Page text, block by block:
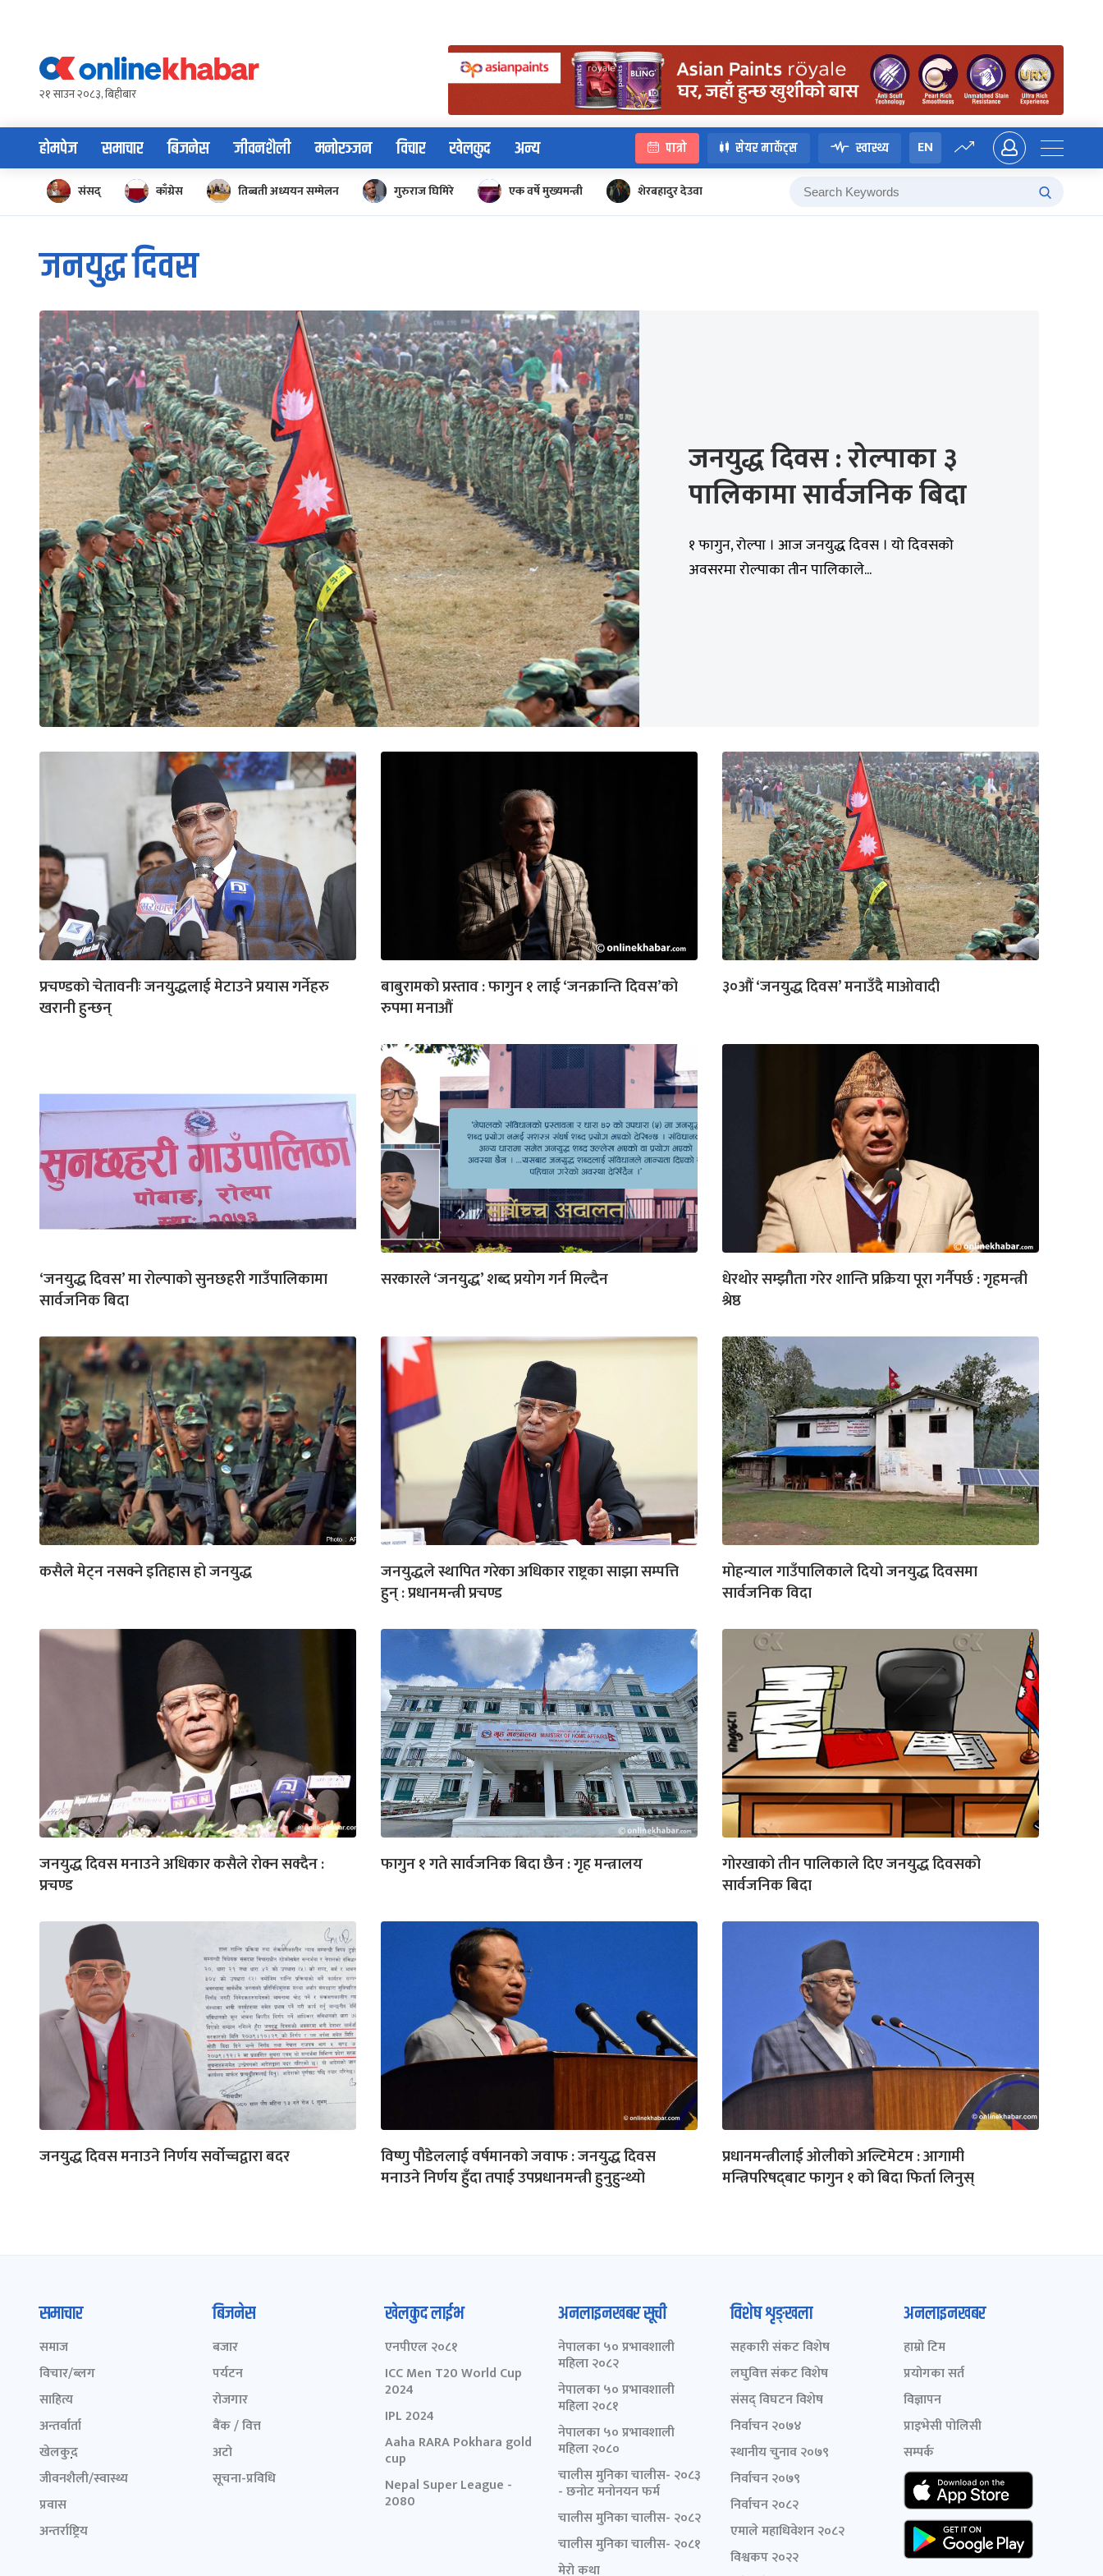
content२१ साउन २०८३, बिहीबार
होमपेज समाचार बिजनेस जीवनशैली मनोरञ्जन विचार खेलकुद अन्य पात्रो सेयर मार्केट्स स्वास्थ्य EN
संसद् काँग्रेस तिब्बती अध्ययन सम्मेलन गुरुराज घिमिरे एक वर्षे मुख्यमन्त्री शेरबहादुर देउवा
जनयुद्ध दिवस
जनयुद्ध दिवस : रोल्पाका ३
पालिकामा सार्वजनिक बिदा
१ फागुन, रोल्पा । आज जनयुद्ध दिवस । यो दिवसको
अवसरमा रोल्पाका तीन पालिकाले...
प्रचण्डको चेतावनीः जनयुद्धलाई मेटाउने प्रयास गर्नेहरु
खरानी हुन्छन्
बाबुरामको प्रस्ताव : फागुन १ लाई ‘जनक्रान्ति दिवस’को
रुपमा मनाऔं
३०औं ‘जनयुद्ध दिवस’ मनाउँदै माओवादी
‘जनयुद्ध दिवस’ मा रोल्पाको सुनछहरी गाउँपालिकामा
सार्वजनिक बिदा
सरकारले ‘जनयुद्ध’ शब्द प्रयोग गर्न मिल्दैन
धेरथोर सम्झौता गरेर शान्ति प्रक्रिया पूरा गर्नैपर्छ : गृहमन्त्री
श्रेष्ठ
कसैले मेट्न नसक्ने इतिहास हो जनयुद्ध
जनयुद्धले स्थापित गरेका अधिकार राष्ट्रका साझा सम्पत्ति
हुन् : प्रधानमन्त्री प्रचण्ड
मोहन्याल गाउँपालिकाले दियो जनयुद्ध दिवसमा
सार्वजनिक विदा
जनयुद्ध दिवस मनाउने अधिकार कसैले रोक्न सक्दैन :
प्रचण्ड
फागुन १ गते सार्वजनिक बिदा छैन : गृह मन्त्रालय
गोरखाको तीन पालिकाले दिए जनयुद्ध दिवसको
सार्वजनिक बिदा
जनयुद्ध दिवस मनाउने निर्णय सर्वोच्चद्वारा बदर
विष्णु पौडेललाई वर्षमानको जवाफ : जनयुद्ध दिवस
मनाउने निर्णय हुँदा तपाई उपप्रधानमन्त्री हुनुहुन्थ्यो
प्रधानमन्त्रीलाई ओलीको अल्टिमेटम : आगामी
मन्त्रिपरिषद्‍बाट फागुन १ को बिदा फिर्ता लिनुस्
समाचार
समाज
विचार/ब्लग
साहित्य
अन्तर्वार्ता
खेलकुद़़
जीवनशैली/स्वास्थ्य
प्रवास
अन्तर्राष्ट्रिय
बिजनेस
बजार
पर्यटन
रोजगार
बैंक / वित्त
अटो
सूचना-प्रविधि
खेलकुद लाईभ
एनपीएल २०८१
ICC Men T20 World Cup
2024
IPL 2024
Aaha RARA Pokhara gold
cup
Nepal Super League -
2080
अनलाइनखबर सूची
नेपालका ५० प्रभावशाली
महिला २०८२
नेपालका ५० प्रभावशाली
महिला २०८१
नेपालका ५० प्रभावशाली
महिला २०८०
चालीस मुनिका चालीस- २०८३
- छनोट मनोनयन फर्म
चालीस मुनिका चालीस- २०८२
चालीस मुनिका चालीस- २०८१
मेरो कथा
विशेष शृङ्खला
सहकारी संकट विशेष
लघुवित्त संकट विशेष
संसद् विघटन विशेष
निर्वाचन २०७४
स्थानीय चुनाव २०७९
निर्वाचन २०७९
निर्वाचन २०८२
एमाले महाधिवेशन २०८२
विश्वकप २०२२
अनलाइनखबर
हाम्रो टिम
प्रयोगका सर्त
विज्ञापन
प्राइभेसी पोलिसी
सम्पर्क